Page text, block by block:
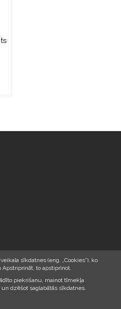
sīkdatnes (eng. „Cookies”), ko
to apstiprinot.
piekrišanu, mainot tīmekļa
dzēšot saglabātās sīkdatnes.